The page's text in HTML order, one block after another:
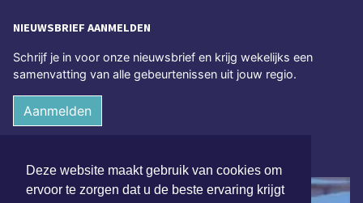
Deze website maakt gebruik van cookies om
ervoor te zorgen dat u de beste ervaring krijgt
NIEUWSBRIEF AANMELDEN
Schrijf je in voor onze nieuwsbrief en krijg wekelijks een
samenvatting van alle gebeurtenissen uit jouw regio.
Aanmelden